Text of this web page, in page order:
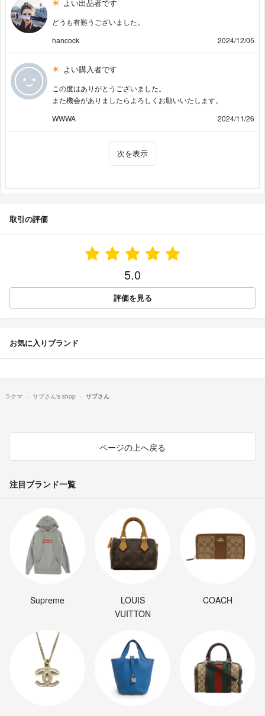
よい出品者です
どうも有難うございました。
hancock
2024/12/05
よい購入者です
この度はありがとうございました。
また機会がありましたらよろしくお願いいたします。
WWWA
2024/11/26
次を表示
取引の評価
5.0
評価を見る
お気に入りブランド
ラクマ サプさん's shop サプさん
ページの上へ戻る
注目ブランド一覧
Supreme
LOUIS
VUITTON
COACH